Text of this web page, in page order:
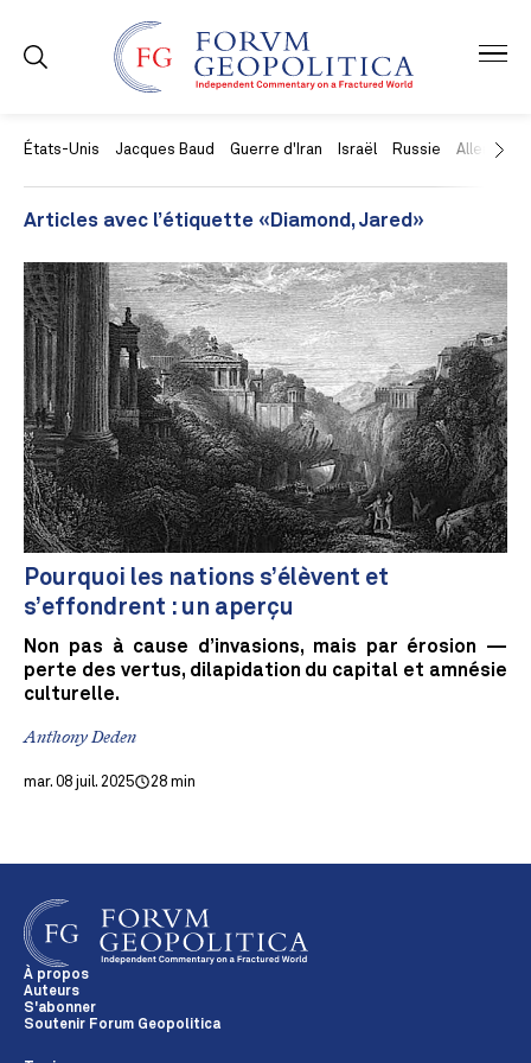
États-Unis Jacques Baud Guerre d'Iran Israël Russie Allemagne
Articles avec l’étiquette «Diamond, Jared»
Pourquoi les nations s’élèvent et
s’effondrent : un aperçu
Non pas à cause d’invasions, mais par érosion —
perte des vertus, dilapidation du capital et amnésie
culturelle.
Anthony Deden
mar. 08 juil. 2025 28 min
À propos
Auteurs
S'abonner
Soutenir Forum Geopolitica